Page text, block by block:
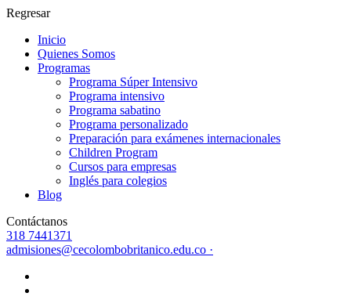
Regresar
Inicio
Quienes Somos
Programas
Programa Súper Intensivo
Programa intensivo
Programa sabatino
Programa personalizado
Preparación para exámenes internacionales
Children Program
Cursos para empresas
Inglés para colegios
Blog
Contáctanos
318 7441371
admisiones@cecolombobritanico.edu.co ·